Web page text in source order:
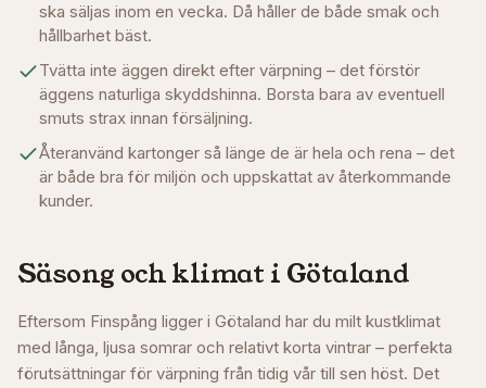
ska säljas inom en vecka. Då håller de både smak och
hållbarhet bäst.
Tvätta inte äggen direkt efter värpning – det förstör
äggens naturliga skyddshinna. Borsta bara av eventuell
smuts strax innan försäljning.
Återanvänd kartonger så länge de är hela och rena – det
är både bra för miljön och uppskattat av återkommande
kunder.
Säsong och klimat i Götaland
Eftersom Finspång ligger i Götaland har du milt kustklimat
med långa, ljusa somrar och relativt korta vintrar – perfekta
förutsättningar för värpning från tidig vår till sen höst. Det